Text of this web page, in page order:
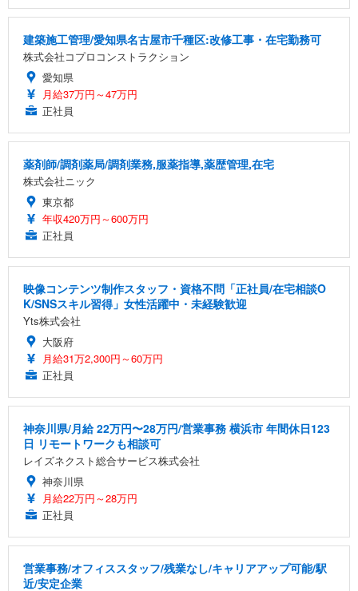
建築施工管理/愛知県名古屋市千種区:改修工事・在宅勤務可
株式会社コプロコンストラクション
愛知県
月給37万円～47万円
正社員
薬剤師/調剤薬局/調剤業務,服薬指導,薬歴管理,在宅
株式会社ニック
東京都
年収420万円～600万円
正社員
映像コンテンツ制作スタッフ・資格不問「正社員/在宅相談O
K/SNSスキル習得」女性活躍中・未経験歓迎
Yts株式会社
大阪府
月給31万2,300円～60万円
正社員
神奈川県/月給 22万円〜28万円/営業事務 横浜市 年間休日123
日 リモートワークも相談可
レイズネクスト総合サービス株式会社
神奈川県
月給22万円～28万円
正社員
営業事務/オフィススタッフ/残業なし/キャリアアップ可能/駅
近/安定企業